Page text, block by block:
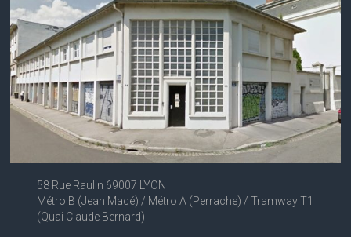
58 Rue Raulin 69007 LYON
Métro B (Jean Macé) / Métro A (Perrache) / Tramway T1
(Quai Claude Bernard)